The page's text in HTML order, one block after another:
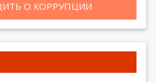
О КОРРУПЦИИ